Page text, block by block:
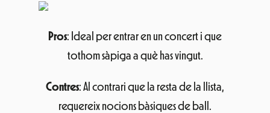
Pros: Ideal per entrar en un concert i que
tothom sàpiga a què has vingut.
Contres: Al contrari que la resta de la llista,
requereix nocions bàsiques de ball.